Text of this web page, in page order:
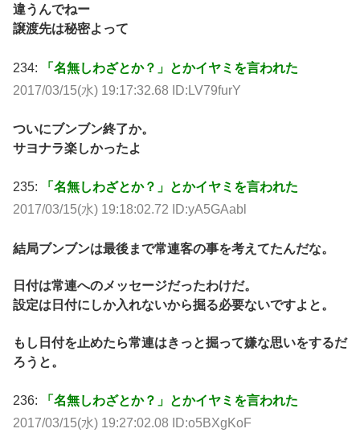
違うんでねー
譲渡先は秘密よって
234:
「名無しわざとか？」とかイヤミを言われた
2017/03/15(水) 19:17:32.68 ID:LV79furY
ついにブンブン終了か。
サヨナラ楽しかったよ
235:
「名無しわざとか？」とかイヤミを言われた
2017/03/15(水) 19:18:02.72 ID:yA5GAabl
結局ブンブンは最後まで常連客の事を考えてたんだな。
日付は常連へのメッセージだったわけだ。
設定は日付にしか入れないから掘る必要ないですよと。
もし日付を止めたら常連はきっと掘って嫌な思いをするだ
ろうと。
236:
「名無しわざとか？」とかイヤミを言われた
2017/03/15(水) 19:27:02.08 ID:o5BXgKoF